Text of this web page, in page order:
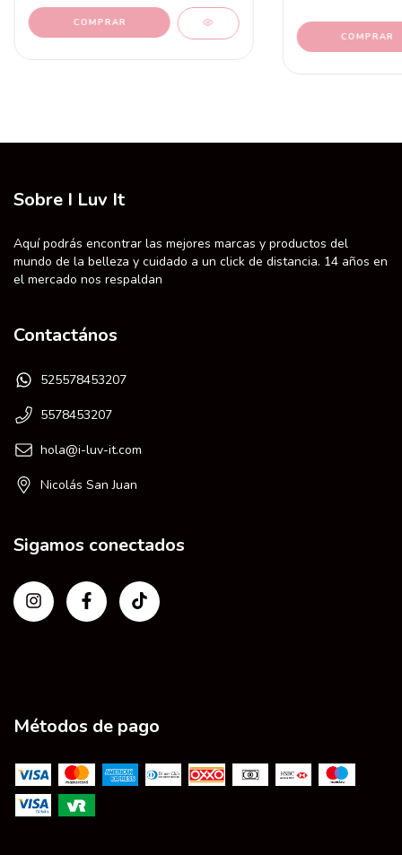
Sobre I Luv It
Aquí podrás encontrar las mejores marcas y productos del
mundo de la belleza y cuidado a un click de distancia. 14 años en
el mercado nos respaldan
Contactános
525578453207
5578453207
hola@i-luv-it.com
Nicolás San Juan
Sigamos conectados
Métodos de pago